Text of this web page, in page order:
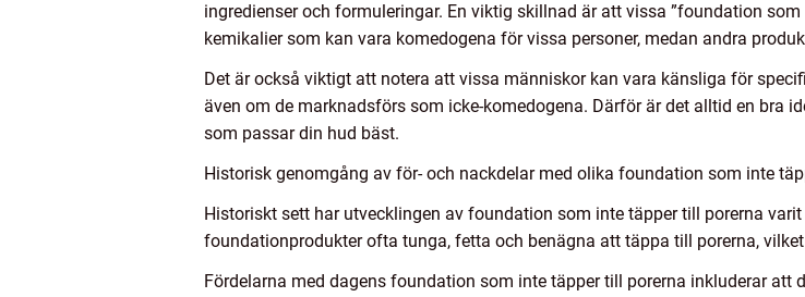
ingredienser och formuleringar. En viktig skillnad är att vissa ”foundation
kemikalier som kan vara komedogena för vissa personer, medan andra
Det är också viktigt att notera att vissa människor kan vara känsliga för
även om de marknadsförs som icke-komedogena. Därför är det alltid en bra
som passar din hud bäst.
Historisk genomgång av för- och nackdelar med olika foundation som inte
Historiskt sett har utvecklingen av foundation som inte täpper till porerna
foundationprodukter ofta tunga, fetta och benägna att täppa till porerna,
Fördelarna med dagens foundation som inte täpper till porerna inkluderar